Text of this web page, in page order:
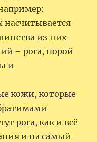
из них
– рога, порой
и
кожи, которые
рога, как и всё
и на самый